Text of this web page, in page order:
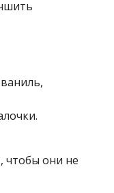
чтобы они не